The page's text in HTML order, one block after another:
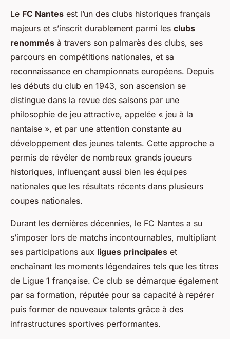
Le FC Nantes est l’un des clubs historiques français
majeurs et s’inscrit durablement parmi les clubs
renommés à travers son palmarès des clubs, ses
parcours en compétitions nationales, et sa
reconnaissance en championnats européens. Depuis
les débuts du club en 1943, son ascension se
distingue dans la revue des saisons par une
philosophie de jeu attractive, appelée « jeu à la
nantaise », et par une attention constante au
développement des jeunes talents. Cette approche a
permis de révéler de nombreux grands joueurs
historiques, influençant aussi bien les équipes
nationales que les résultats récents dans plusieurs
coupes nationales.
Durant les dernières décennies, le FC Nantes a su
s’imposer lors de matchs incontournables, multipliant
ses participations aux ligues principales et
enchaînant les moments légendaires tels que les titres
de Ligue 1 française. Ce club se démarque également
par sa formation, réputée pour sa capacité à repérer
puis former de nouveaux talents grâce à des
infrastructures sportives performantes.